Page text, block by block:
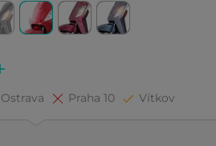
Ostrava Praha 10 Vítkov